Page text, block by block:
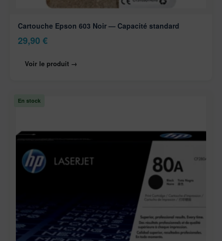
Cartouche Epson 603 Noir — Capacité standard
29,90 €
Voir le produit →
En stock